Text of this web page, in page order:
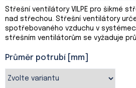
Průměr potrubí [mm]
Střešní ventilátory VILPE pro šikmé
nad střechou. Střešní ventilátory
spotřebovaného vzduchu v
střešním ventilátorům se vyžaduje